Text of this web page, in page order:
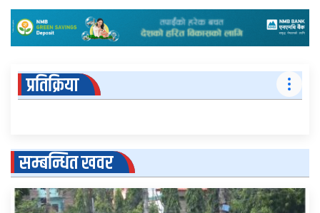
प्रतिक्रिया
सम्बन्धित खवर